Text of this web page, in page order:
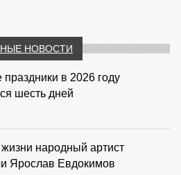
НОВОСТИ
праздники в 2026 году
шесть дней
народный артист
Ярослав Евдокимов